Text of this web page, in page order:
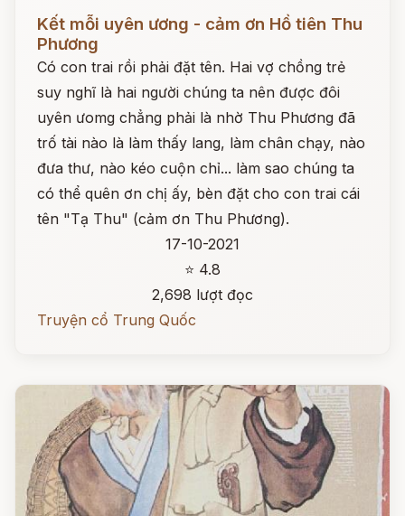
Đọc ngay
Kết mỗi uyên ương - cảm ơn Hồ tiên Thu
Phương
Có con trai rồi phải đặt tên. Hai vợ chồng trẻ
suy nghĩ là hai người chúng ta nên được đôi
uyên ưomg chẳng phải là nhờ Thu Phương đã
trố tài nào là làm thấy lang, làm chân chạy, nào
đưa thư, nào kéo cuộn chỉ... làm sao chúng ta
có thể quên ơn chị ấy, bèn đặt cho con trai cái
tên "Tạ Thu" (cảm ơn Thu Phương).
17-10-2021
⭐ 4.8
2,698 lượt đọc
Truyện cổ Trung Quốc